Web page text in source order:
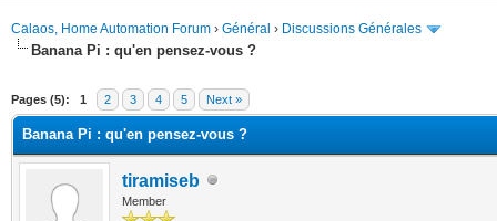
Calaos, Home Automation Forum › Général › Discussions Générales
Banana Pi : qu'en pensez-vous ?
Pages (5): 1 2 3 4 5 Next »
Banana Pi : qu'en pensez-vous ?
tiramiseb
Member